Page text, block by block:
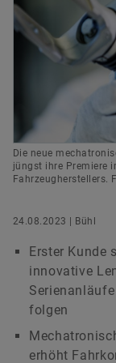
Digitale
Markenschutz
Events &
Social News
Newsletter
Termine &
Leiter
Schaeffler AG
+49 9132
Die neue
jüngst ihre Premiere
Fahrzeugherstellers.
24.08.2023 | Bühl
Erster Kunde
innovative
folgen
erhöht